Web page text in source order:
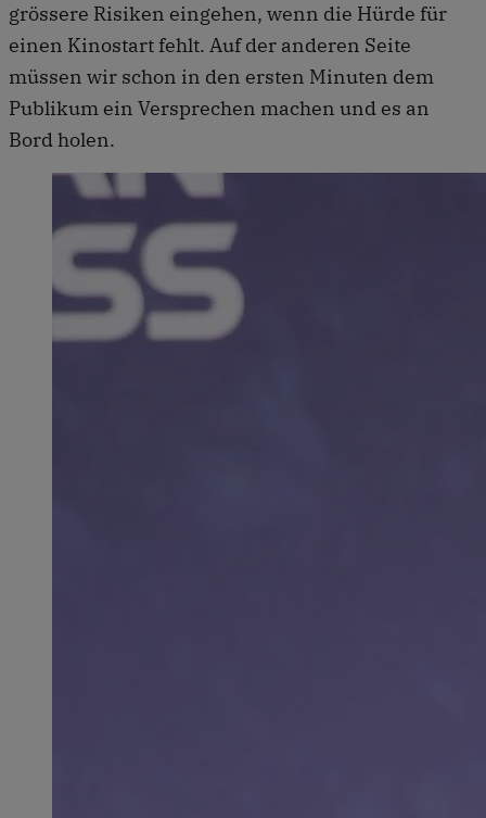
grössere Risiken eingehen, wenn die Hürde für
einen Kinostart fehlt. Auf der anderen Seite
müssen wir schon in den ersten Minuten dem
Publikum ein Versprechen machen und es an
Bord holen.